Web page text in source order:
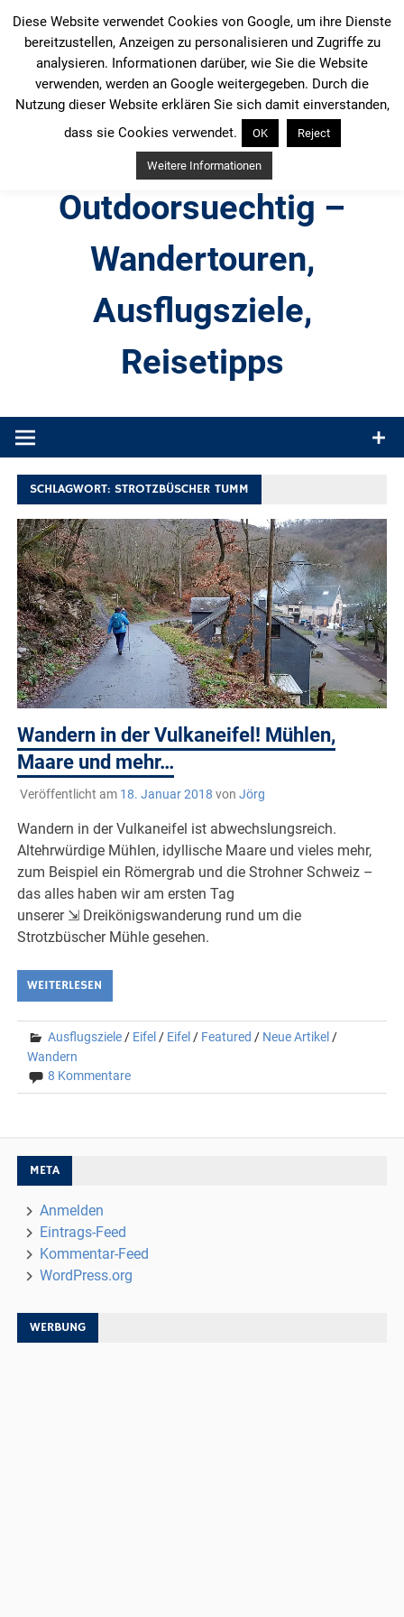
Inhalt
springen
Outdoorsuechtig –
Wandertouren,
Ausflugsziele,
Reisetipps
Produkttests und Buchrezensionen. Ein Blog für alle, die gern
SCHLAGWORT:STROTZBÜSCHER TUMM
Wandern in der Vulkaneifel! Mühlen,
Maare und mehr…
Veröffentlicht am 18. Januar 2018 von Jörg
Wandern in der Vulkaneifel ist abwechslungsreich.
Altehrwürdige Mühlen, idyllische Maare und vieles mehr,
zum Beispiel ein Römergrab und die Strohner Schweiz –
das alles haben wir am ersten Tag
unserer ⇲ Dreikönigswanderung rund um die
Strotzbüscher Mühle gesehen.
WEITERLESEN
Ausflugsziele / Eifel / Eifel / Featured / Neue Artikel /
Wandern
8 Kommentare
META
Anmelden
Eintrags-Feed
Kommentar-Feed
WordPress.org
WERBUNG
Diese Website verwendet Cookies von Google, um ihre Dienste
bereitzustellen, Anzeigen zu personalisieren und Zugriffe zu
analysieren. Informationen darüber, wie Sie die Website
verwenden, werden an Google weitergegeben. Durch die
Nutzung dieser Website erklären Sie sich damit einverstanden,
dass sie Cookies verwendet.
OK Reject
Weitere Informationen